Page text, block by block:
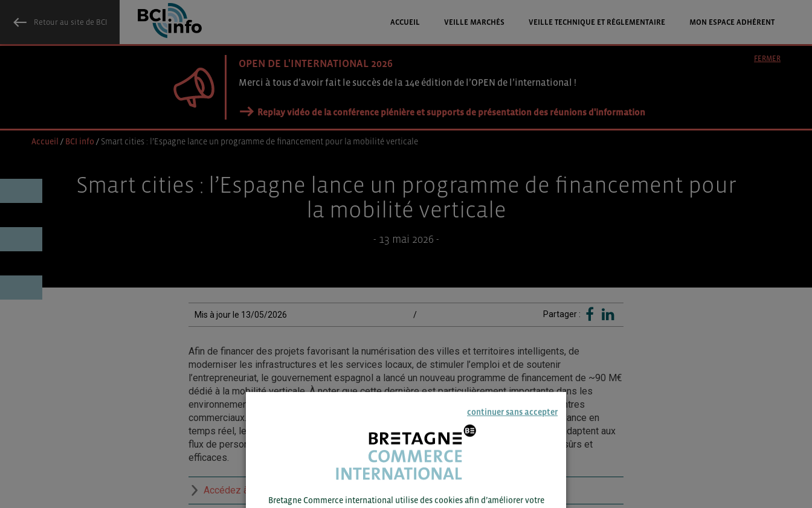
Retour au site de BCI ACCUEIL VEILLE MARCHÉS VEILLE TECHNIQUE ET RÉGLEMENTAIRE MON ESPACE ADHÉRENT
OPEN DE L'INTERNATIONAL 2026
Merci à tous d’avoir fait le succès de la 14e édition de l’OPEN de l’international !
Replay vidéo de la conférence plénière et supports de présentation des réunions d'information
FERMER
Accueil / BCI info / Smart cities : l’Espagne lance un programme de financement pour la mobilité verticale
Smart cities : l’Espagne lance un programme de financement pour
la mobilité verticale
- 13 mai 2026 -
Mis à jour le 13/05/2026 / Partager :
Afin de financer des projets favorisant la numérisation des villes et territoires intelligents, de
moderniser les infrastructures et les services locaux, de stimuler l’emploi et de soutenir
l’entrepreneuriat, le gouvernement espagnol a lancé un nouveau programme de financement de ~90 M€
dédié à la mobilité verticale. À noter que cette dernière est particulièrement importante dans les
environnements à fort trafic, notamment les hôpitaux, les aéroports, les bureaux et les centres
commerciaux. Grâce à l’automatisation avancée, à la maintenance prédictive et à la surveillance en
temps réel, les systèmes de mobilité verticales, dont les ascenseurs et les escaliers, s’adaptent aux
flux de personnes, optimisent l’utilisation de l’espace et garantissent des déplacements sûrs et
efficaces.
Accédez à la ressource : Interempresas – Marco De Flora – 11/03/26
continuer sans accepter
Bretagne Commerce international utilise des cookies afin d’améliorer votre